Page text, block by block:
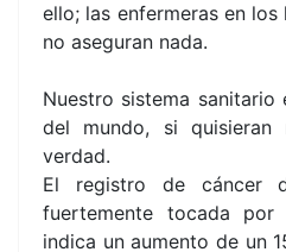
ello; las enfermeras en
no aseguran nada.
Nuestro sistema sanitario
del mundo, si
verdad.
El registro de cáncer
fuertemente tocada
indica un aumento de un